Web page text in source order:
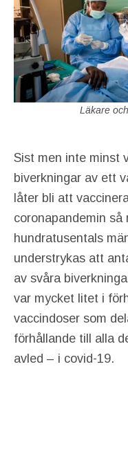
Läkare
Sist men inte minst
biverkningar av ett
låter bli att
coronapandemin så
hundratusentals
understrykas att
av svåra
var mycket litet i
vaccindoser som
förhållande till alla
avled – i covid-19.